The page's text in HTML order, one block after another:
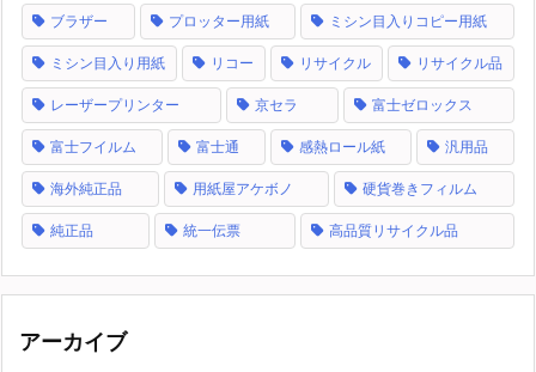
ブラザー プロッター用紙 ミシン目入りコピー用紙
ミシン目入り用紙 リコー リサイクル リサイクル品
レーザープリンター 京セラ 富士ゼロックス
富士フイルム 富士通 感熱ロール紙 汎用品
海外純正品 用紙屋アケボノ 硬貨巻きフィルム
純正品 統一伝票 高品質リサイクル品
アーカイブ